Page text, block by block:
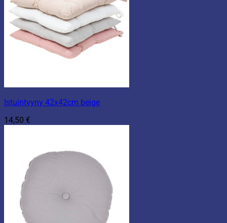
Istuintyyny 42x42cm beige
14,50 €